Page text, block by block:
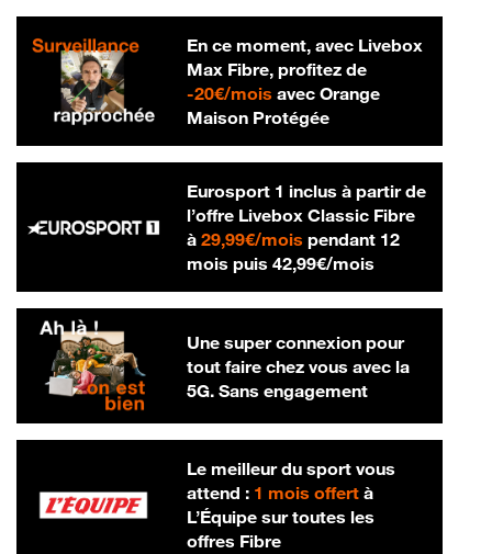
En ce moment, avec Livebox
Max Fibre, profitez de
-20€/mois20 € par mois
avec Orange
Maison Protégée
Eurosport 1 inclus à partir de
l’offre Livebox Classic Fibre
à 29,99€/mois29,99 € par mois
pendant 12
mois puis 42,99€/mois42,99 € par
Une super connexion pour
tout faire chez vous avec la
5G. Sans engagement
Le meilleur du sport vous
attend : 1 mois offertà
L’Équipe sur toutes les
offres Fibre